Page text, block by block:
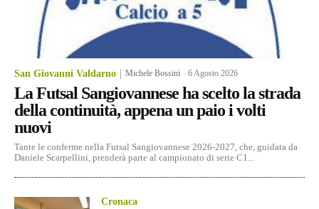
San Giovanni Valdarno Michele Bossini -6 Agosto 2026
La Futsal Sangiovannese ha scelto la strada
della continuità, appena un paio i volti
nuovi
Tante le conferme nella Futsal Sangiovannese 2026-2027, che, guidata da
Daniele Scarpellini, prenderà parte al campionato di serie C1...
Cronaca